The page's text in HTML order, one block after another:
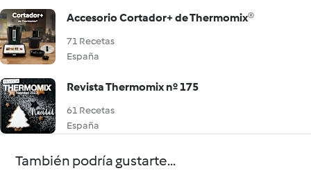
Accesorio Cortador+ de Thermomix®
71 Recetas
España
Revista Thermomix nº 175
61 Recetas
España
También podría gustarte...